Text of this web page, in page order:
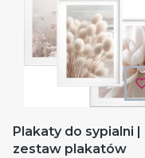
Plakaty do sypialni |
zestaw plakatów